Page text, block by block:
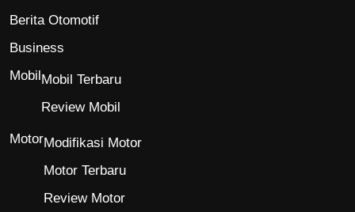
Berita Otomotif
Business
MobilMobil Terbaru
Review Mobil
MotorModifikasi Motor
Motor Terbaru
Review Motor